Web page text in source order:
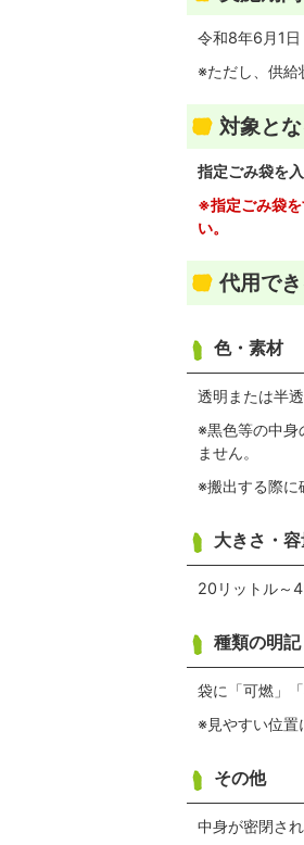
令和8年6月1日
※ただし、供給
対象と
指定ごみ袋を
※指定ごみ袋を
い。
代用で
色・素材
透明または半
※黒色等の中身
ません。
※搬出する際に
大きさ・
20リットル～
種類の明記
袋に「可燃」
※見やすい位置
その他
中身が密閉さ